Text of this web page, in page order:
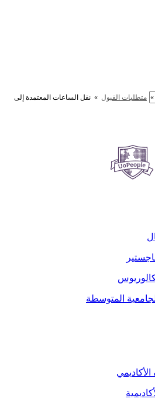
المتوسطة
الأكاديمي
» متطلبات القبول » نقل الساعات المعتمدة إلى